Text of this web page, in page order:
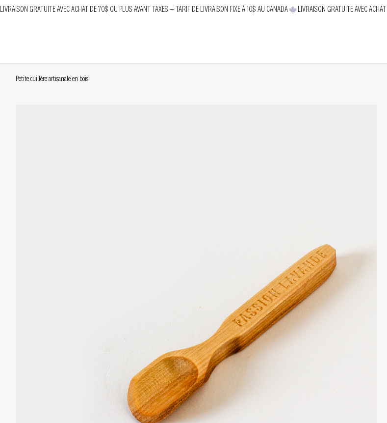
LIVRAISON GRATUITE AVEC ACHAT DE 70$ OU PLUS AVANT TAXES — TARIF DE LIVRAISON FIXE À 10$ AU CANADA
Petite cuillère artisanale en bois